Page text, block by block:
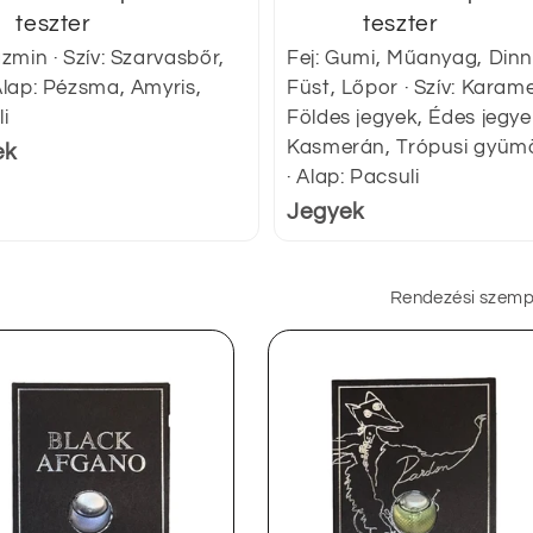
teszter
· Szív: Szarvasbőr,
Pézsma, Amyris,
teszter
Fej: Gumi, Műanyag,
Füst, Lőpor · Szív:
Földes jegyek, Édes
Kasmerán, Trópusi
· Alap: Pacsuli
Jegyek
Rendezési